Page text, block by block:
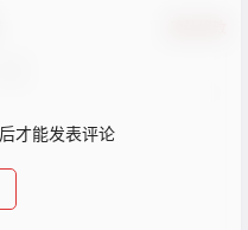
才能发表评论